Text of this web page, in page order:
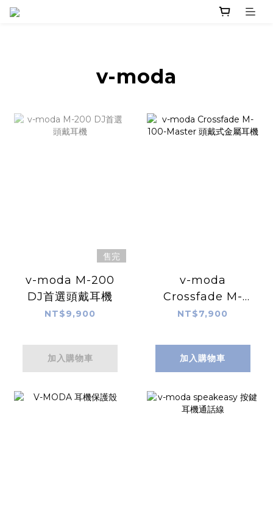
v-moda
售完
v-moda M-200
DJ首選頭戴耳機
NT$9,900
加入購物車
v-moda
Crossfade M-
100-Master 頭戴
NT$7,900
加入購物車